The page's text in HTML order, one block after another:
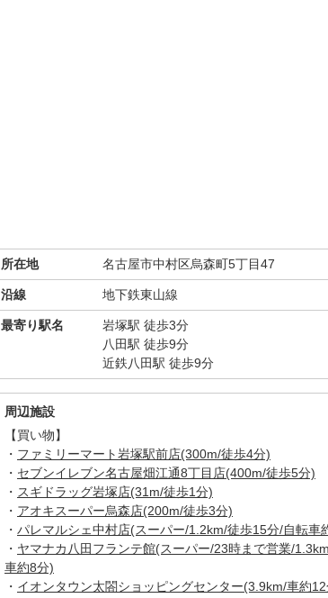
所在地 名古屋市中村区烏森町5丁目47
沿線 地下鉄東山線
最寄り駅名
岩塚駅 徒歩3分
八田駅 徒歩9分
近鉄八田駅 徒歩9分
周辺施設
【買い物】
・ ファミリーマート岩塚駅前店(300m/徒歩4分)
・ セブンイレブン名古屋畑江通8丁目店(400m/徒歩5分)
・ スギドラッグ岩塚店(31m/徒歩1分)
・ アオキスーパー烏森店(200m/徒歩3分)
・ パレマルシェ中村店(スーパー/1.2km/徒歩15分/自転車
・ ヤマナカ八田フランテ館(スーパー/23時まで営業/
車約8分)
・ イオンタウン太閤ショッピングセンター(3.9km/車約12